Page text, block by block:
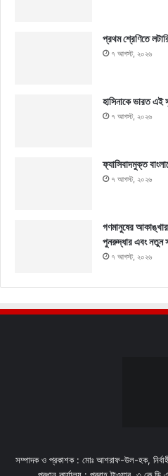
প্রথম শ্রেণিতে
৭ আগস্ট, ২০২৬
হাসিনাকে ভারত এই
৭ আগস্ট, ২০২৬
ফ্যাসিবাদমুক্ত
৭ আগস্ট, ২০২৬
গণমানুষের
পুনরুদ্ধার এবং নতুন
৭ আগস্ট, ২০২৬
সম্পাদক ও প্রকাশক : মোঃ আশরাফ-উল-হক,